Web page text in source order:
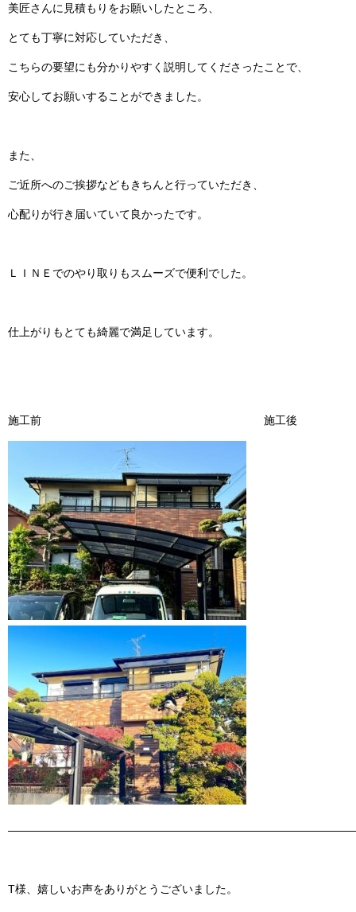
美匠さんに見積もりをお願いしたところ、
とても丁寧に対応していただき、
こちらの要望にも分かりやすく説明してくださったことで、
安心してお願いすることができました。
また、
ご近所へのご挨拶などもきちんと行っていただき、
心配りが行き届いていて良かったです。
ＬＩＮＥでのやり取りもスムーズで便利でした。
仕上がりもとても綺麗で満足しています。
施工前 施工後
T様、嬉しいお声をありがとうございました。